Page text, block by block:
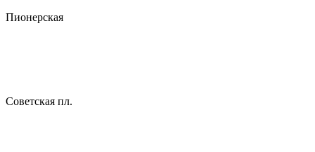
Пионерская
Советская пл.